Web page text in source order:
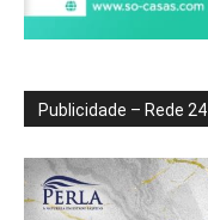
Publicidade – Rede 24